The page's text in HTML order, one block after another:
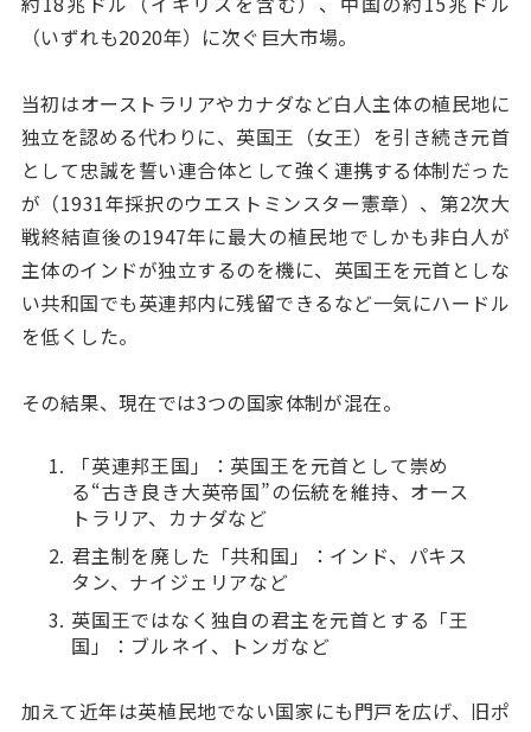
（いずれも2020年）に次ぐ巨大市場。
当初はオーストラリアやカナダなど白人主体の植民地に
独立を認める代わりに、英国王（女王）を引き続き元首
として忠誠を誓い連合体として強く連携する体制だった
が（1931年採択のウエストミンスター憲章）、第2次大
戦終結直後の1947年に最大の植民地でしかも非白人が
主体のインドが独立するのを機に、英国王を元首としな
い共和国でも英連邦内に残留できるなど一気にハードル
を低くした。
その結果、現在では3つの国家体制が混在。
「英連邦王国」：英国王を元首として崇め
る“古き良き大英帝国”の伝統を維持、オース
トラリア、カナダなど
君主制を廃した「共和国」：インド、パキス
タン、ナイジェリアなど
英国王ではなく独自の君主を元首とする「王
国」：ブルネイ、トンガなど
加えて近年は英植民地でない国家にも門戸を広げ、旧ポ